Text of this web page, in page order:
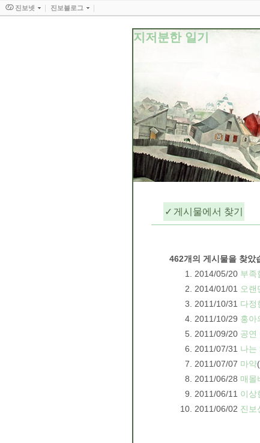
지저분한 일기
게시물에서 찾기
462개의 게시물을 찾았
2014/05/20 부족
2014/01/01 오랜
2011/10/31 다정
2011/10/29 홍아
2011/09/20 공연
2011/07/31 나는
2011/07/07 마약
2011/06/28 매몰
2011/06/11 이상
2011/06/02 진보
진보넷 진보블로그